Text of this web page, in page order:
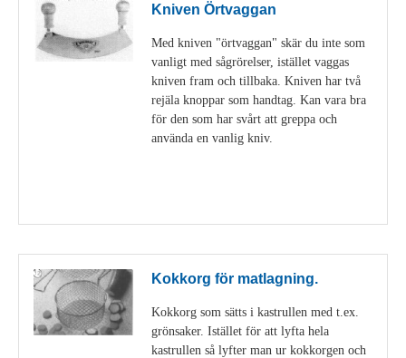
Kniven Örtvaggan
Med kniven "örtvaggan" skär du inte som
vanligt med sågrörelser, istället vaggas
kniven fram och tillbaka. Kniven har två
rejäla knoppar som handtag. Kan vara bra
för den som har svårt att greppa och
använda en vanlig kniv.
Kokkorg för matlagning.
Kokkorg som sätts i kastrullen med t.ex.
grönsaker. Istället för att lyfta hela
kastrullen så lyfter man ur kokkorgen och